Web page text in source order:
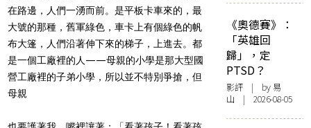
在路邊，人們一湧而前。是平板卡車來的，最
大號的那種，舊軍綠色，車卡上有個綠色的帆
布大篷，人們沿著伸下來的梯子，上進去。都
是一個工廠裡的人——母親的小學是那大型國
營工廠裡的子弟小學，所以並不特別爭搶，但
母親
《奧德賽》：
「英雄回
歸」，定
PTSD？
影評 | by 易
山 | 2026-08-05